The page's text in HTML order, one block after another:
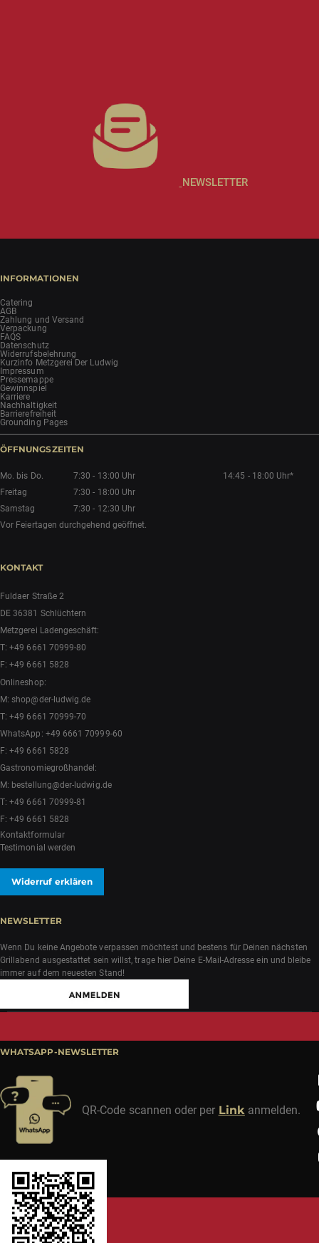
NEWSLETTER
INFORMATIONEN
Catering
AGB
Zahlung und Versand
Verpackung
FAQS
Datenschutz
Widerrufsbelehrung
Kurzinfo Metzgerei Der Ludwig
Impressum
Pressemappe
Gewinnspiel
Karriere
Nachhaltigkeit
Barrierefreiheit
Grounding Pages
ÖFFNUNGSZEITEN
Mo. bis Do. 7:30 - 13:00 Uhr
14:45 - 18:00 Uhr*
Freitag
7:30 - 18:00 Uhr
Samstag
7:30 - 12:30 Uhr
Vor Feiertagen durchgehend geöffnet.
KONTAKT
Fuldaer Straße 2
DE 36381 Schlüchtern
Metzgerei Ladengeschäft:
T:+49 6661 70999-80
F: +49 6661 5828
Onlineshop:
M:shop@der-ludwig.de
T:+49 6661 70999-70
WhatsApp: +49 6661 70999-60
F: +49 6661 5828
Gastronomiegroßhandel:
M: bestellung@der-ludwig.de
T:+49 6661 70999-81
F: +49 6661 5828
Kontaktformular
Testimonial werden
Widerruf erklären
NEWSLETTER
Wenn Du keine Angebote verpassen möchtest und bestens für Deinen nächsten
Grillabend ausgestattet sein willst, trage hier Deine E-Mail-Adresse ein und bleibe
immer auf dem neuesten Stand!
WHATSAPP-NEWSLETTER
QR-Code scannen oder per Link anmelden.